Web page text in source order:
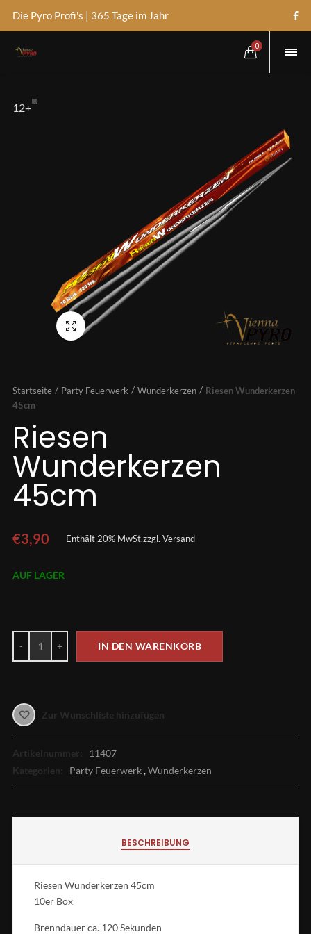
Die Pyro Profi's | 365 Tage im Jahr
0
Vollbild
12+
Startseite Party Feuerwerk Wunderkerzen
Riesen Wunderkerzen
45cm
Riesen
Wunderkerzen
45cm
€3,90 Enthält 20% MwSt.zzgl. Versand
AUF LAGER
IN DEN WARENKORB
Zur Wunschliste hinzufügen
Artikelnummer:
11407
Kategorien:
Party Feuerwerk,Wunderkerzen
BESCHREIBUNG
Riesen Wunderkerzen 45cm
10er Box
Brenndauer ca. 120 Sekunden